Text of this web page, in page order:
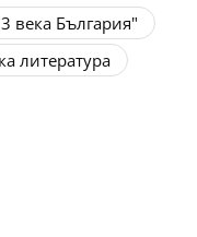
века България"
литература